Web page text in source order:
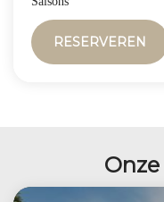
RESERVEREN